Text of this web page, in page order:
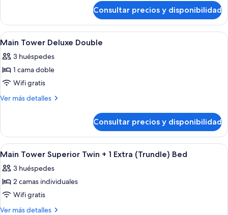
Twin
Tower
Superior
Twin
Consultar precios y disponibilidad
Abrir
todas
las
fotos
de
Main
Double
Habitación de hotel con cama, sofá,
4
Main Tower Deluxe Double
3 huéspedes
1 cama doble
Wifi gratis
Ver más detalles
Más
Tower
Deluxe
Double
Consultar precios y disponibilidad
Abrir
todas
las
fotos
de
Main
Habitación de hotel con dos camas,
3
Main Tower Superior Twin + 1 Extra (Trundle) Bed
3 huéspedes
2 camas individuales
Wifi gratis
Ver más detalles
Más